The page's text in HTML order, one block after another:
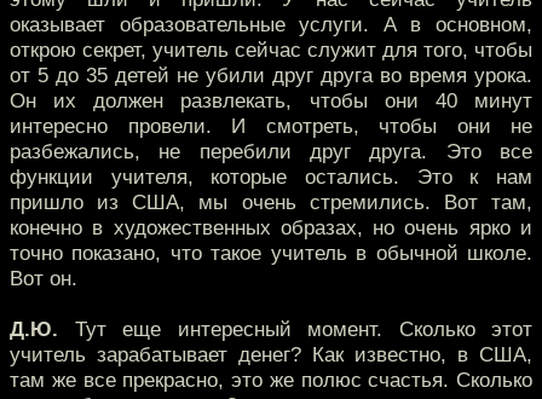
оказывает образовательные услуги. А в основном,
открою секрет, учитель сейчас служит для того, чтобы
от 5 до 35 детей не убили друг друга во время урока.
Он их должен развлекать, чтобы они 40 минут
интересно провели. И смотреть, чтобы они не
разбежались, не перебили друг друга. Это все
функции учителя, которые остались. Это к нам
пришло из США, мы очень стремились. Вот там,
конечно в художественных образах, но очень ярко и
точно показано, что такое учитель в обычной школе.
Вот он.
Д.Ю. Тут еще интересный момент. Сколько этот
учитель зарабатывает денег? Как известно, в США,
там же все прекрасно, это же полюс счастья. Сколько